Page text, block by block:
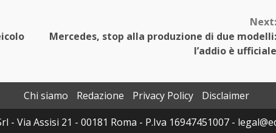
Next:
Mercedes, stop alla produzione di due modelli:
l’addio è ufficiale
Chi siamo Redazione Privacy Policy
Disclaimer
Via Assisi 21 - 00181 Roma - P.Iva 16947451007 -